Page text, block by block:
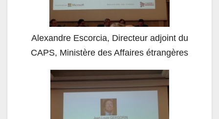
Alexandre Escorcia, Directeur adjoint du
CAPS, Ministère des Affaires étrangères